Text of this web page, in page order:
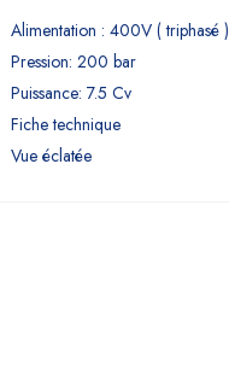
Alimentation : 400V ( triphasé )
Pression: 200 bar
Puissance: 7.5 Cv
Fiche technique
Vue éclatée